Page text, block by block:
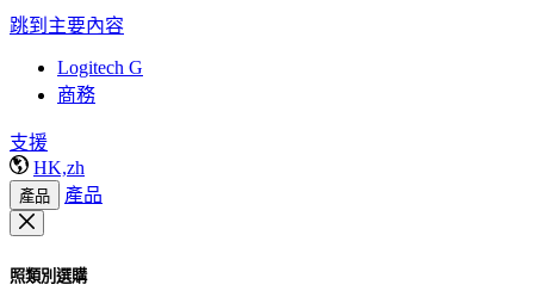
跳到主要內容
Logitech G
商務
支援
HK,zh
產品 產品
照類別選購